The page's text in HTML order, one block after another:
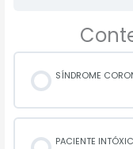
SÍNDROME
PACIENTE